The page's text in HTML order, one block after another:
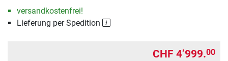
versandkostenfrei!
Lieferung per Spedition
CHF 4’999.00